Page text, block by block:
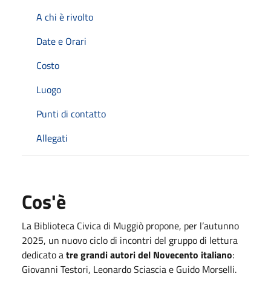
A chi è rivolto
Date e Orari
Costo
Luogo
Punti di contatto
Allegati
Cos'è
La Biblioteca Civica di Muggiò propone, per l’autunno
2025, un nuovo ciclo di incontri del gruppo di lettura
dedicato atre grandi autori del Novecento italiano:
Giovanni Testori, Leonardo Sciascia e Guido Morselli.